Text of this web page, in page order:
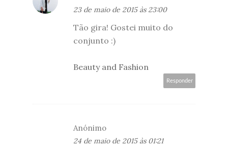
23 de maio de 2015 às 23:00
Tão gira! Gostei muito do
conjunto :)
Beauty and Fashion
Responder
Anónimo
24 de maio de 2015 às 01:21